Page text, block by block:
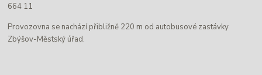
664 11
Provozovna se nachází přibližně 220 m od autobusové zastávky
Zbýšov-Městský úřad.